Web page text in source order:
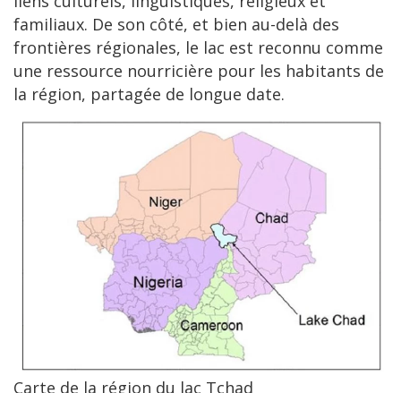
familiaux. De son côté, et bien au-delà des
frontières régionales, le lac est reconnu comme
une ressource nourricière pour les habitants de
la région, partagée de longue date.
Image
Carte de la région du lac Tchad